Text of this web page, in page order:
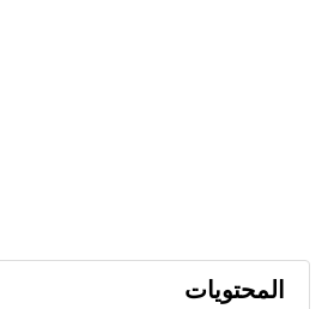
المحتويات